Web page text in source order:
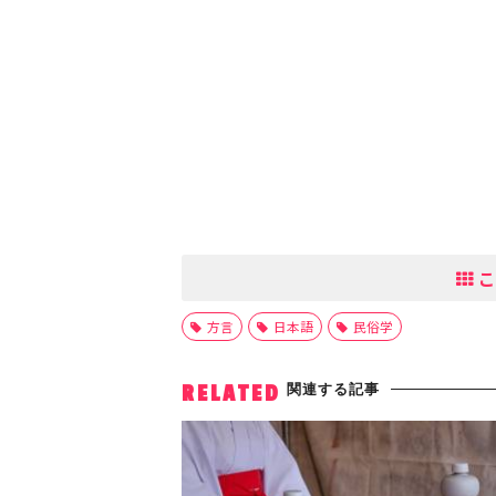
方言 日本語 民俗学
RELATED 関連する記事